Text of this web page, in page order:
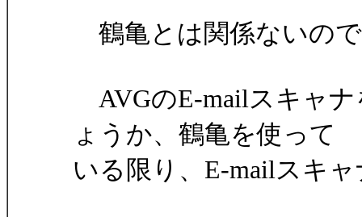
鶴亀とは関係ないの
AVGのE-mailスキャ
ょうか、鶴亀を使って
いる限り、E-mailスキ